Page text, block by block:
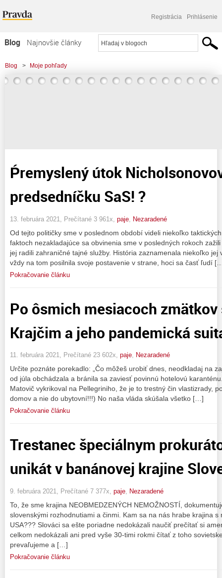
Registrácia Prihlásenie
Blog
Najnovšie články
Najčítanejšie články
Najkomentovanejšie články
Blog > Moje pohľady
Ṕremyslený útok
predsedníčku SaS! ?
13. februára 2021, Prečítané 3 961x, paje Nezaradené
Od tejto političky sme v poslednom období videli niekoľko
faktoch nezakladajúce sa obvinenia sme v posledných rokoch
jej radili zahraničné tajné služby. História zaznamenala niekoľko
vždy na tom posilnila svoje postavenie v strane, hoci sa časť ľudí
Pokračovanie článku
Po ôsmich mesiacoch
Krajčim a jeho pandemická
11. februára 2021, Prečítané 23 602x, paje, Nezaradené
Určite poznáte porekadlo: „Čo môžeš urobiť dnes, neodkladaj na
od júla obchádzala a bránila sa zaviesť povinnú hotelovú
Matovič vykrikoval na Pellegriniho, že je to trestný čin vlastizrady,
domov a nie do ubytovní!!!) No naša vláda skúšala všetko […]
Pokračovanie článku
Trestanec špeciálnym
unikát v banánovej krajine
9. februára 2021, Prečítané 7 377x, paje Nezaradené
To, že sme krajina NEOBMEDZENÝCH NEMOŽNOSTÍ,
slovenskými rozhodnutiami a činmi. Kam sa na nás hrabe krajina
USA??? Slováci sa ešte poriadne nedokázali naučiť prečítať si
celkom nedokázali ani pred vyše 30-timi rokmi čítať z toho
prevaľujeme a […]
Pokračovanie článku